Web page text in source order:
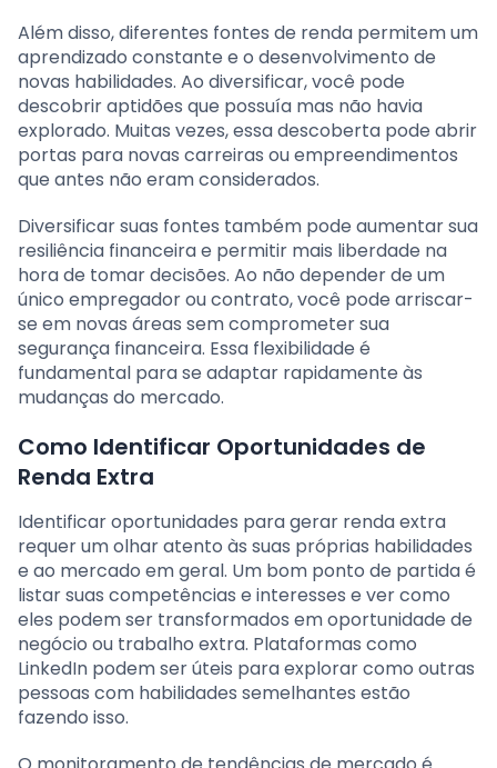
Além disso, diferentes fontes de renda permitem um
aprendizado constante e o desenvolvimento de
novas habilidades. Ao diversificar, você pode
descobrir aptidões que possuía mas não havia
explorado. Muitas vezes, essa descoberta pode abrir
portas para novas carreiras ou empreendimentos
que antes não eram considerados.
Diversificar suas fontes também pode aumentar sua
resiliência financeira e permitir mais liberdade na
hora de tomar decisões. Ao não depender de um
único empregador ou contrato, você pode arriscar-
se em novas áreas sem comprometer sua
segurança financeira. Essa flexibilidade é
fundamental para se adaptar rapidamente às
mudanças do mercado.
Como Identificar Oportunidades de
Renda Extra
Identificar oportunidades para gerar renda extra
requer um olhar atento às suas próprias habilidades
e ao mercado em geral. Um bom ponto de partida é
listar suas competências e interesses e ver como
eles podem ser transformados em oportunidade de
negócio ou trabalho extra. Plataformas como
LinkedIn podem ser úteis para explorar como outras
pessoas com habilidades semelhantes estão
fazendo isso.